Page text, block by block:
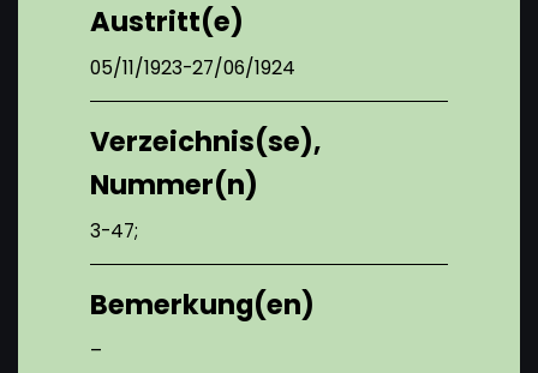
Austritt(e)
05/11/1923-27/06/1924
Verzeichnis(se),
Nummer(n)
3-47;
Bemerkung(en)
–